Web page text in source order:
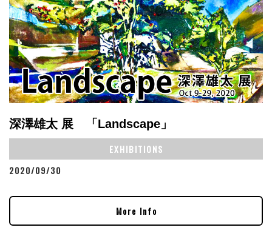
深澤雄太 展 「Landscape」
EXHIBITIONS
2020/09/30
More Info